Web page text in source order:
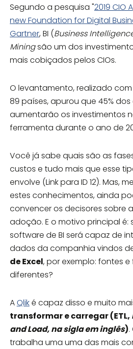
Segundo a pesquisa "2019 CIO
new Foundation for Digital
Gartner, BI (Business
Miningsão um dos
mais cobiçados pelos CIOs.
O levantamento, realizado com
89 países, apurou que 45%
aumentarão os investimentos
ferramenta durante o ano de
Você já sabe quais são as
custos e tudo mais que esse
envolve (Link para ID 12). Mas,
estes conhecimentos, ainda
convencer os decisores sobre
adoção. E o motivo principal é:
software de BI será capaz de
dados da companhia vindos
de Excel, por exemplo: fontes
diferentes?
AQliké capaz disso e muito
transformar e carregar (ETL,
and Load, na sigla em inglês)
trabalha uma uma das mais